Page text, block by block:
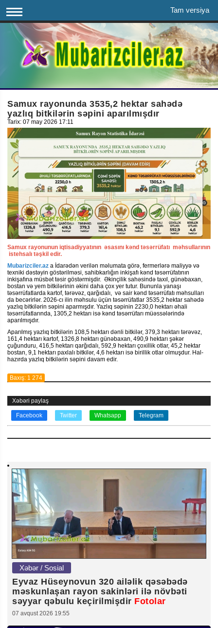
Tam versiya
Samux rayonunda 3535,2 hektar sahədə
yazlıq bitkilərin səpini aparılmışdır
Tarix: 07 may 2026 17:11
Samux rayonunun iqtisadiyyatının əsasını kənd təsərrüfatı məhsullarının
istehsalı təşkil edir.
Mubarizciler.az a İdarədən verilən məlumata görə, fermerlərə maliyyə və
texniki dəstəyin göstərilməsi, sahibkarlığın inkişafı kənd təsərrüfatının
inkişafına müsbət təsir göstərmişdir. Əkinçilik sahəsində taxıl, günəbaxan,
bostan və yem bitkilərinin əkini daha çox yer tutur. Bununla yanaşı
təsərrüfatlarda kartof, tərəvəz, qarğıdalı, və sair kənd təsərrüfatı məhsulları
da becərirlər. 2026-cı ilin məhsulu üçün təsərrüfatlar 3535,2 hektar sahədə
yazlıq bitkilərin səpini aparmışdır. Yazlıq səpinin 2230,0 hektarı əhali
təsərrüfatlarında, 1305,2 hektarı isə kənd təsərrüfarı müəssələrində
aparılmışdır.
Aparılmış yazlıq bitkilərin 108,5 hektarı dənli bitkilər, 379,3 hektarı tərəvəz,
161,4 hektarı kartof, 1326,8 hektarı günəbaxan, 490,9 hektarı şəkər
çuğunduru, 416,5 hektarı qarğıdalı, 592,9 hektarı çoxillik otlar, 45,2 hektar
bostan, 9,1 hektarı paxlalı bitkilər, 4,6 hektarı isə birillik otlar olmuşdur. Hal-
hazırda yazlıq bitkilərin səpini davam edir.
Baxış: 1 274
Xəbəri paylaş
Facebook Twitter Whatsapp Telegram
Xəbər / Sosial
Eyvaz Hüseynovun 320 ailəlik qəsəbədə
məskunlaşan rayon sakinləri ilə növbəti
səyyar qəbulu keçirilmişdir Fotolar
07 avqust 2026 19:55